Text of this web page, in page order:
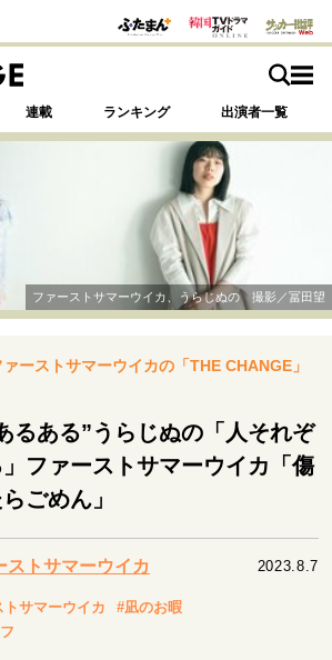
連載 ランキング 出演者一覧
ーマで探す
決断の裏側
挫折からの再起
人生が動いた日 10代の挫折と原点
描き方
独立という決断
ファーストキャリアを拓く
ファーストサマーウイカ、うらじぬの 撮影／冨田望
ーストサマーウイカの「THE CHANGE」
るある”うらじぬの「人それぞ
ファーストサマーウイカ「傷
ごめん」
ストサマーウイカ 2023.8.7
トサマーウイカ
#凪のお暇